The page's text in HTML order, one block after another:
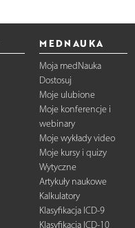
MEDNAUKA
Moja medNauka
Dostosuj
Moje ulubione
Moje konferencje i
webinary
Moje wykłady video
Moje kursy i quizy
Wytyczne
Artykuły naukowe
Kalkulatory
Klasyfikacja ICD-9
Klasyfikacja ICD-10